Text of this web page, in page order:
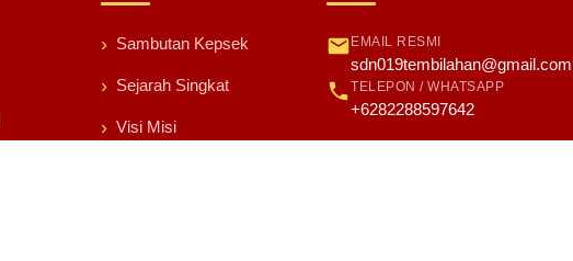
Sambutan Kepsek
Sejarah Singkat
Visi Misi
EMAIL RESMI
sdn019tembilahan@gmail.com
TELEPON / WHATSAPP
+6282288597642